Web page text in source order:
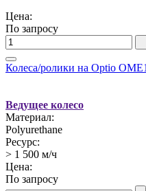
Цена:
По запросу
Колеса/ролики на Optio
Ведущее колесо
Материал:
Polyurethane
Ресурс:
> 1 500 м/ч
Цена:
По запросу